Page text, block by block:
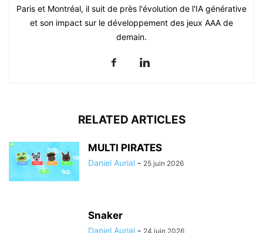
Paris et Montréal, il suit de près l'évolution de l'IA générative
et son impact sur le développement des jeux AAA de
demain.
RELATED ARTICLES
MULTI PIRATES
Daniel Aurial - 25 juin 2026
Snaker
Daniel Aurial - 24 juin 2026